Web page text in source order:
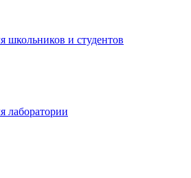
школьников и студентов
лаборатории